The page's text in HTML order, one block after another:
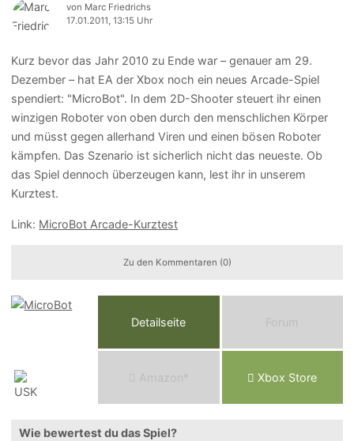
von Marc Friedrichs
17.01.2011, 13:15 Uhr
Kurz bevor das Jahr 2010 zu Ende war – genauer am 29.
Dezember – hat EA der Xbox noch ein neues Arcade-Spiel
spendiert: "MicroBot". In dem 2D-Shooter steuert ihr einen
winzigen Roboter von oben durch den menschlichen Körper
und müsst gegen allerhand Viren und einen bösen Roboter
kämpfen. Das Szenario ist sicherlich nicht das neueste. Ob
das Spiel dennoch überzeugen kann, lest ihr in unserem
Kurztest.
Link: MicroBot Arcade-Kurztest
Zu den Kommentaren (0)
Detailseite Forum
Ama o n* Xbox Store
Wie bewertest du das Spiel?